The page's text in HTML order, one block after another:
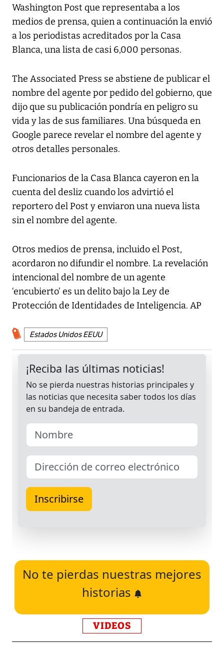
Washington Post que representaba a los
medios de prensa, quien a continuación la envió
a los periodistas acreditados por la Casa
Blanca, una lista de casi 6,000 personas.
The Associated Press se abstiene de publicar el
nombre del agente por pedido del gobierno, que
dijo que su publicación pondría en peligro su
vida y las de sus familiares. Una búsqueda en
Google parece revelar el nombre del agente y
otros detalles personales.
Funcionarios de la Casa Blanca cayeron en la
cuenta del desliz cuando los advirtió el
reportero del Post y enviaron una nueva lista
sin el nombre del agente.
Otros medios de prensa, incluido el Post,
acordaron no difundir el nombre. La revelación
intencional del nombre de un agente
‘encubierto’ es un delito bajo la Ley de
Protección de Identidades de Inteligencia. AP
Estados Unidos EEUU
No te pierdas nuestras mejores
historias
VIDEOS